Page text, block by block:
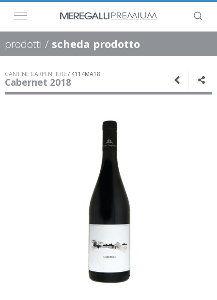
prodotti / scheda prodotto
CANTINE CARPENTIERE/ 4114MA18
Cabernet 2018